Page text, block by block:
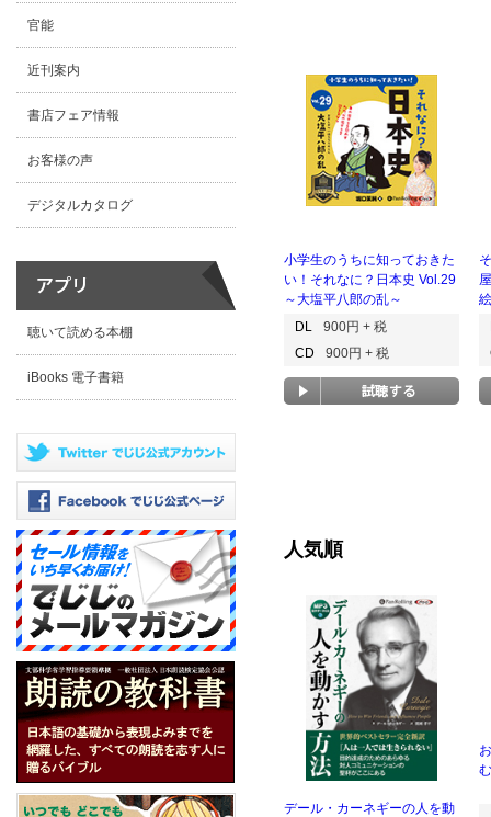
官能
近刊案内
書店フェア情報
お客様の声
デジタルカタログ
聴いて読める本棚
iBooks 電子書籍
小学生のうちに知っておきた
い！それなに？日本史 Vol.29
～大塩平八郎の乱～
DL
900円 + 税
CD
900円 + 税
人気順
デール・カーネギーの人を動